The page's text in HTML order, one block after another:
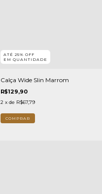
ATÉ 25% OFF
EM QUANTIDADE
Calça Wide Slin Marrom
R$129,90
2 x de R$67,79
COMPRAR